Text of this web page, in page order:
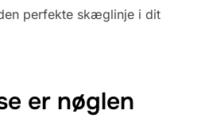
perfekte skæglinje i dit
er nøglen